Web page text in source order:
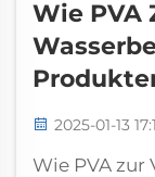
Wie PVA
2025-01-13
Wie PVA zur